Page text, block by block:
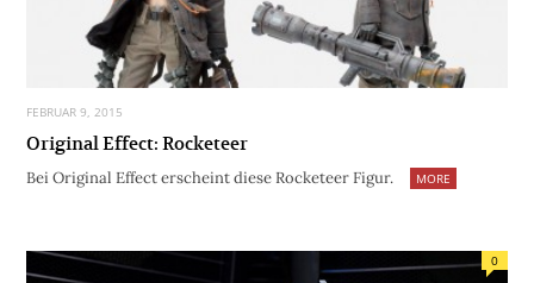
FEBRUAR 9, 2015
Original Effect: Rocketeer
Bei Original Effect erscheint diese Rocketeer Figur. MORE
0